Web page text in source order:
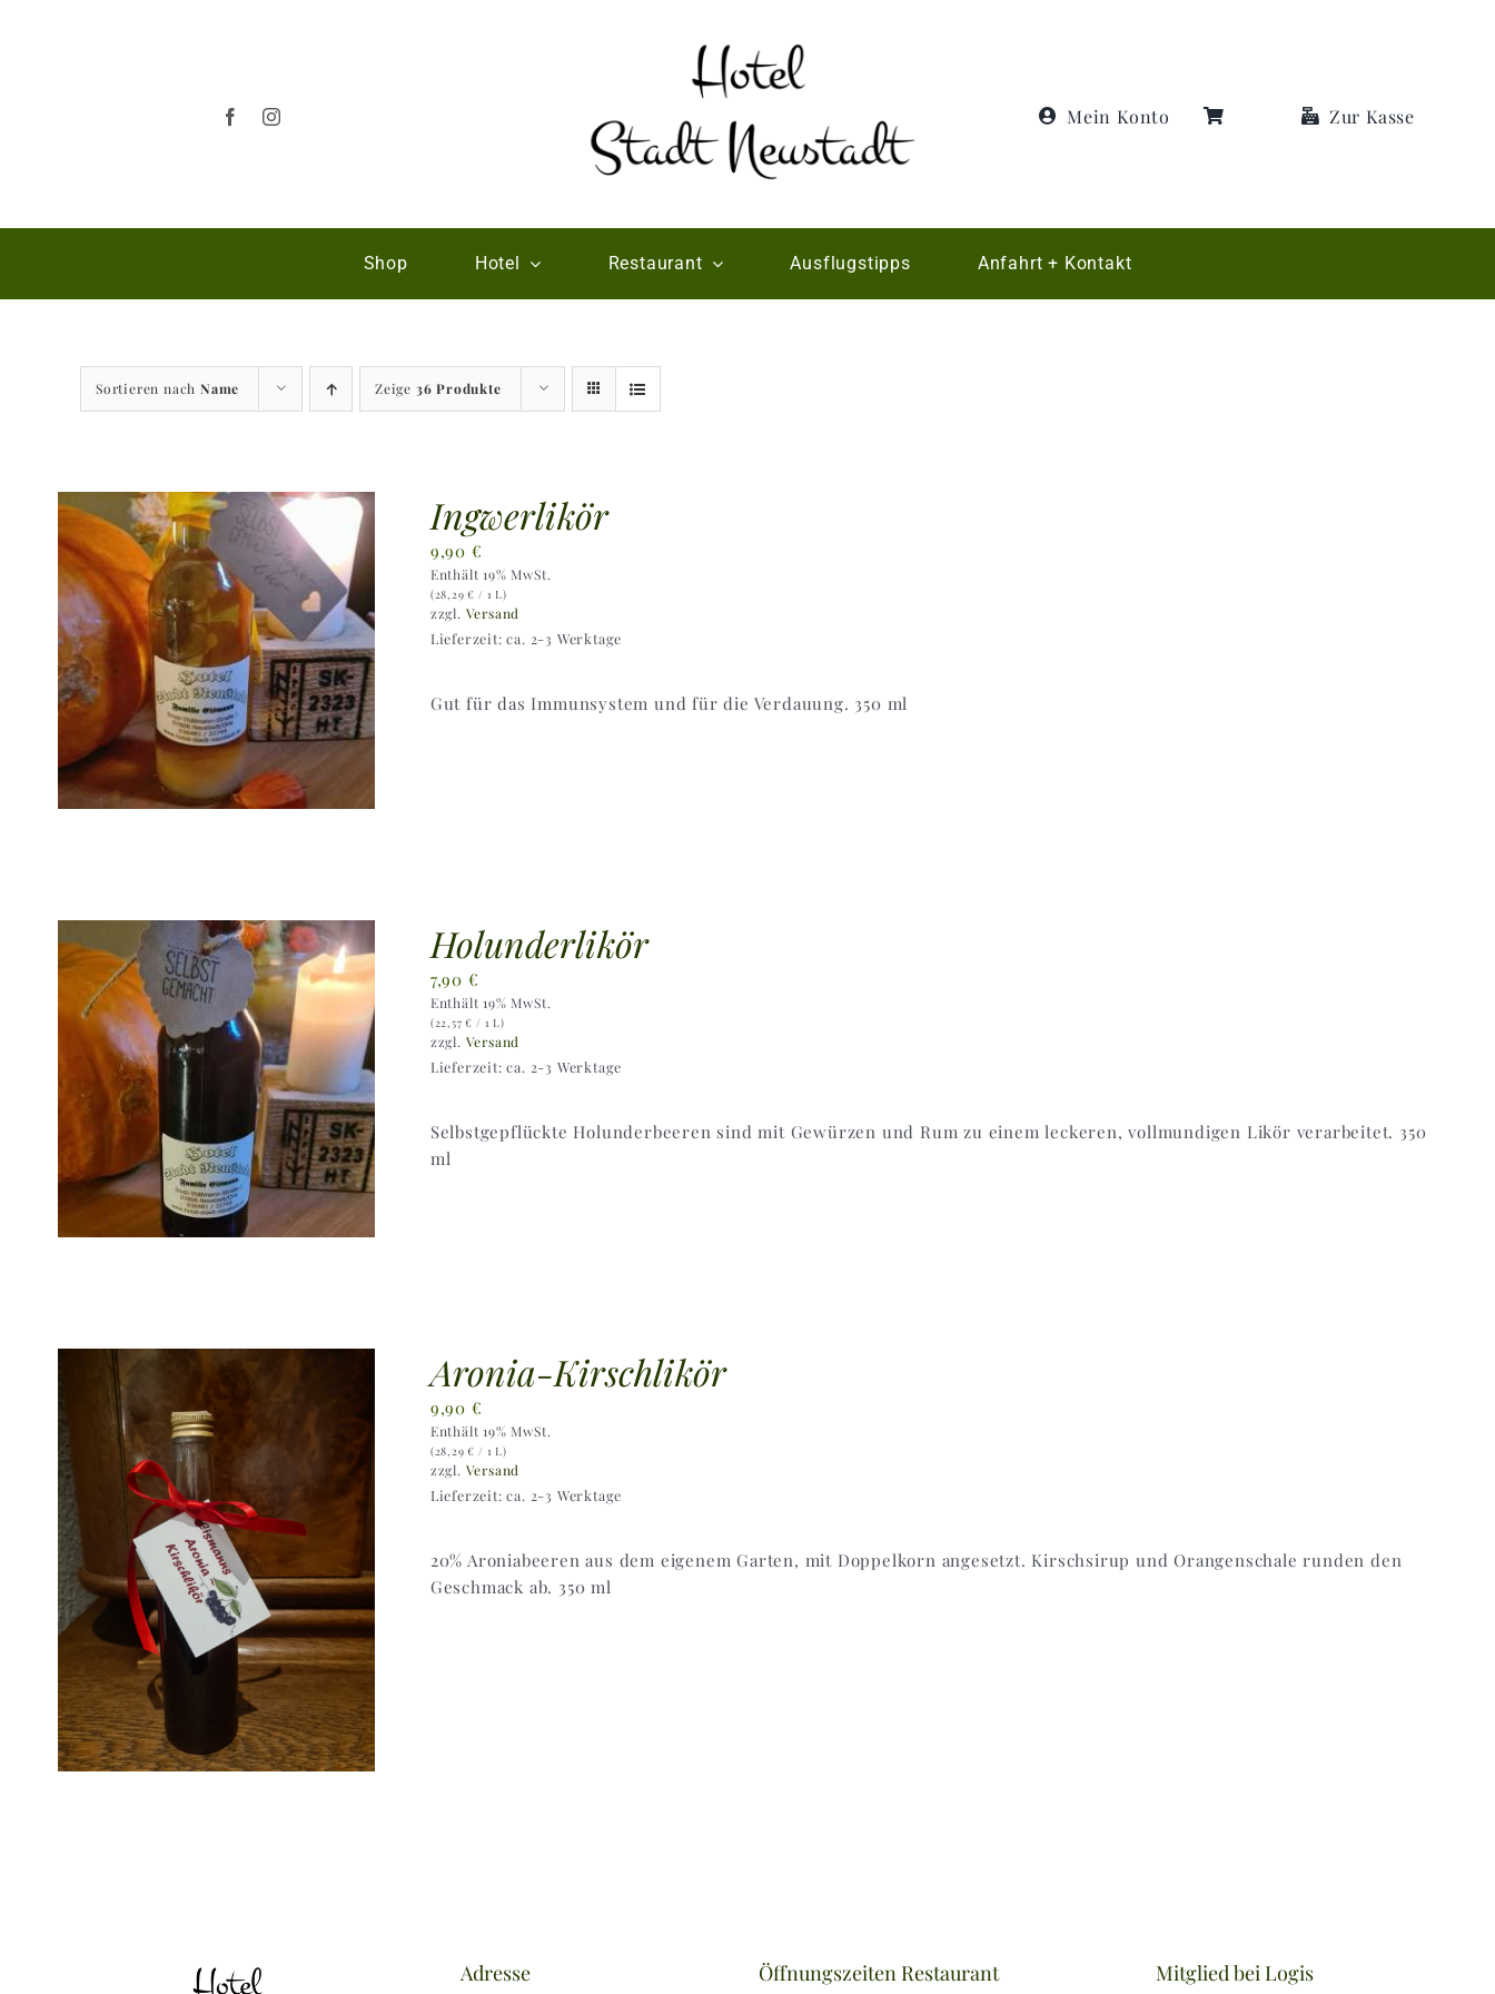
Mein Konto Zur Kasse
Shop Hotel Restaurant Ausflugstipps Anfahrt + Kontakt
Sortieren nach Name Zeige 36 Produkte
Ingwerlikör
9,90 €
Enthält 19% MwSt.
(28,29€ / 1 L)
zzgl. Versand
Lieferzeit: ca. 2-3 Werktage
Gut für das Immunsystem und für die Verdauung. 350 ml
Holunderlikör
7,90 €
Enthält 19% MwSt.
(22,57€ / 1 L)
zzgl. Versand
Lieferzeit: ca. 2-3 Werktage
Selbstgepflückte Holunderbeeren sind mit Gewürzen und Rum zu einem leckeren, vollmundigen Likör verarbeitet. 350
ml
Aronia-Kirschlikör
9,90 €
Enthält 19% MwSt.
(28,29€ / 1 L)
zzgl. Versand
Lieferzeit: ca. 2-3 Werktage
20% Aroniabeeren aus dem eigenem Garten, mit Doppelkorn angesetzt. Kirschsirup und Orangenschale runden den
Geschmack ab. 350 ml
Adresse Öffnungszeiten Restaurant Mitglied bei Logis